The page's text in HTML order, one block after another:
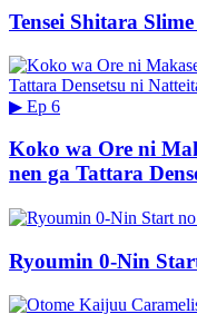
Tensei Shitara
▶ Ep 6
Koko wa Ore ni
nen ga Tattara
Ryoumin 0-Nin